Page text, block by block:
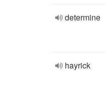
determine
hayrick